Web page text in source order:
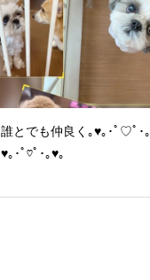
誰とでも仲良く｡♥｡･ﾟ♡ﾟ･｡
♥｡･ﾟ♡ﾟ･｡♥｡